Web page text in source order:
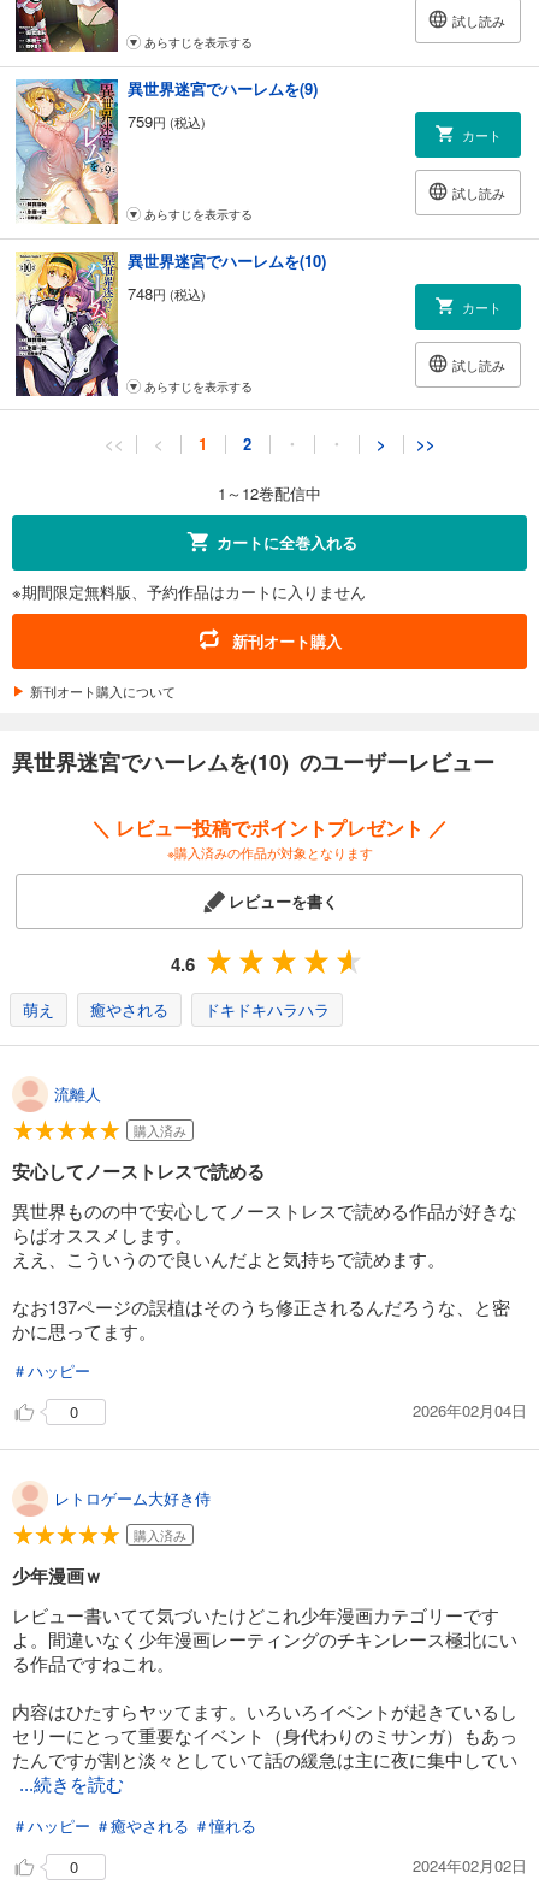
試し読み
あらすじを表示する
異世界迷宮でハーレムを(9)
759円 (税込)
カート
試し読み
あらすじを表示する
異世界迷宮でハーレムを(10)
748円 (税込)
カート
試し読み
あらすじを表示する
異世界迷宮でハーレムを(11)
異世界迷宮でハーレムを(12)
円 (税込)
<< < 1 2 ・ ・ > >>
1～12巻配信中
カートに全巻入れる
※期間限定無料版、予約作品はカートに入りません
新刊オート購入
新刊オート購入について
異世界迷宮でハーレムを(10) のユーザーレビュー
＼ レビュー投稿でポイントプレゼント ／
※購入済みの作品が対象となります
レビューを書く
4.6
萌え 癒やされる ドキドキハラハラ
流離人
購入済み
安心してノーストレスで読める
異世界ものの中で安心してノーストレスで読める作品が好きな
らばオススメします。
ええ、こういうので良いんだよと気持ちで読めます。
なお137ページの誤植はそのうち修正されるんだろうな、と密
かに思ってます。
＃ハッピー
0
2026年02月04日
レトロゲーム大好き侍
購入済み
少年漫画ｗ
レビュー書いてて気づいたけどこれ少年漫画カテゴリーです
よ。間違いなく少年漫画レーティングのチキンレース極北にい
る作品ですねこれ。
内容はひたすらヤッてます。いろいろイベントが起きているし
セリーにとって重要なイベント（身代わりのミサンガ）もあっ
たんですが割と淡々としていて話の緩急は主に夜に集中してい
...続きを読む
＃ハッピー ＃癒やされる ＃憧れる
0
2024年02月02日